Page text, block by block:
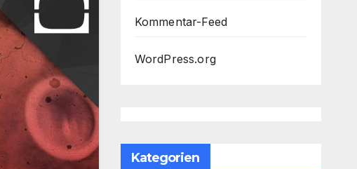
Kommentar-Feed
WordPress.org
Kategorien